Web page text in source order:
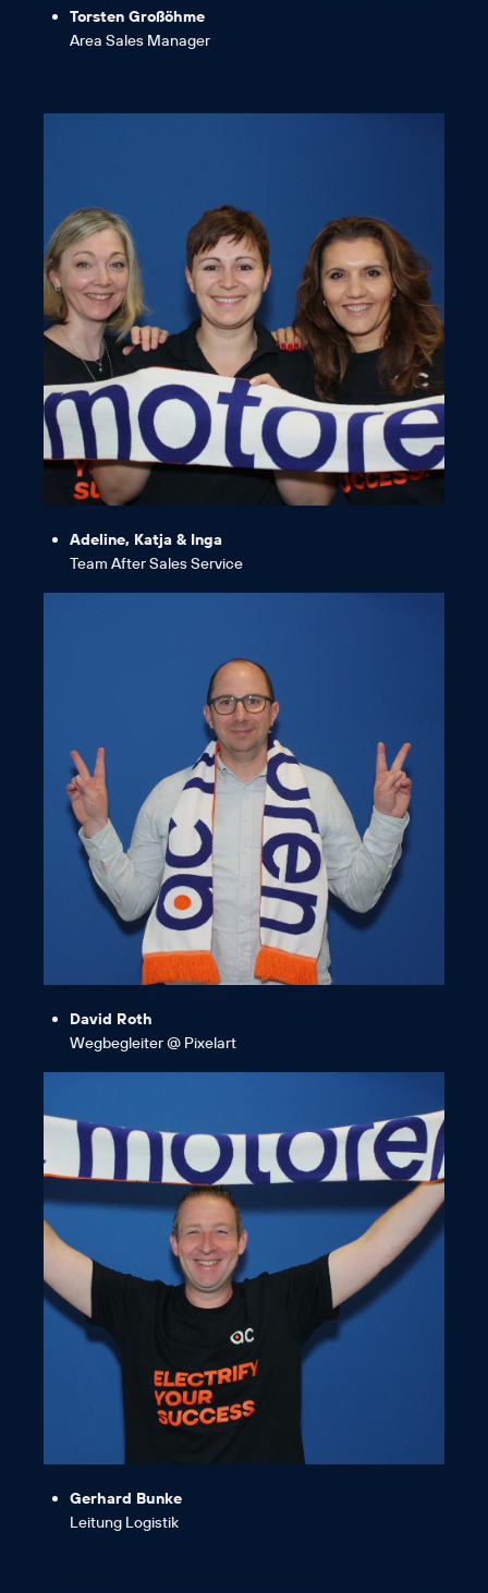
Torsten Großöhme
Area Sales Manager
„Wir sind echte AC-Fans, da wir als
Team etwas bewegen können.“
Adeline, Katja & Inga
Team After Sales Service
„Ich bin ein echter AC-Fan, da ihr
offen mit der Dynamik von
Veränderung umgeht und gleichzeitig
entschlossen vorangeht. 😊“
David Roth
Wegbegleiter @ Pixelart
„Ich bin ein echter AC-Fan, da AC ein
Unternehmen mit klaren Zielen ist und
der Mensch im Mittelpunkt steht. Hier
wird man gefördert, ich habe es selbst
erlebt, von der Aushilfe zum
Bereichsleiter und seit 18 Jahren
AC’ler.“
Gerhard Bunke
Leitung Logistik